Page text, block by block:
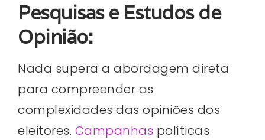
Pesquisas e Estudos de
Opinião:
Nada supera a abordagem direta
para compreender as
complexidades das opiniões dos
eleitores. Campanhas políticas